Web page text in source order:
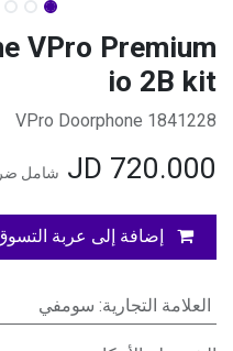
VPro Premium
io 2B kit
1841228 VPro Doorphone
720.000 شامل
إضافة إلى عربة
العلامة التجارية: سومفي